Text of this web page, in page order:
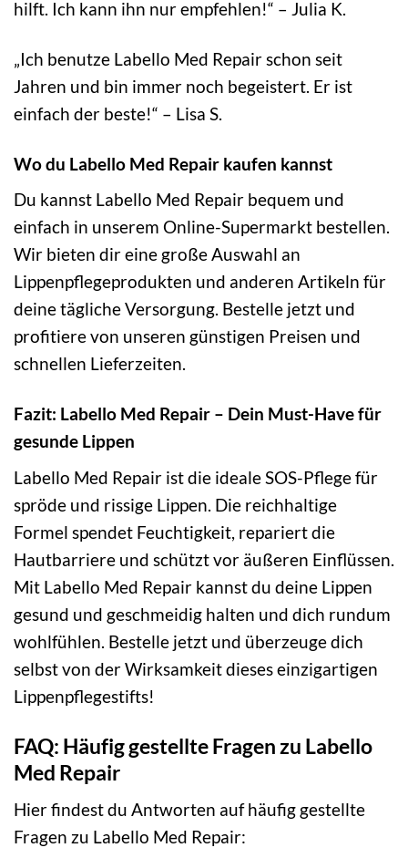
hilft. Ich kann ihn nur empfehlen!“ – Julia K.
„Ich benutze Labello Med Repair schon seit
Jahren und bin immer noch begeistert. Er ist
einfach der beste!“ – Lisa S.
Wo du Labello Med Repair kaufen kannst
Du kannst Labello Med Repair bequem und
einfach in unserem Online-Supermarkt bestellen.
Wir bieten dir eine große Auswahl an
Lippenpflegeprodukten und anderen Artikeln für
deine tägliche Versorgung. Bestelle jetzt und
profitiere von unseren günstigen Preisen und
schnellen Lieferzeiten.
Fazit: Labello Med Repair – Dein Must-Have für
gesunde Lippen
Labello Med Repair ist die ideale SOS-Pflege für
spröde und rissige Lippen. Die reichhaltige
Formel spendet Feuchtigkeit, repariert die
Hautbarriere und schützt vor äußeren Einflüssen.
Mit Labello Med Repair kannst du deine Lippen
gesund und geschmeidig halten und dich rundum
wohlfühlen. Bestelle jetzt und überzeuge dich
selbst von der Wirksamkeit dieses einzigartigen
Lippenpflegestifts!
FAQ: Häufig gestellte Fragen zu Labello
Med Repair
Hier findest du Antworten auf häufig gestellte
Fragen zu Labello Med Repair: